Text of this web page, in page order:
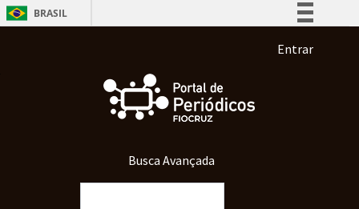
Pular para o conteúdo principal
BRASIL
Participe
Acesso à informação
Menu de
Entrar
Busca Avançada